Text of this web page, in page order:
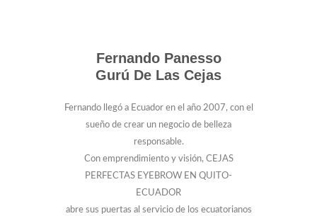
Fernando Panesso
Gurú De Las Cejas
Fernando llegó a Ecuador en el año 2007, con el
sueño de crear un negocio de belleza
responsable.
Con emprendimiento y visión, CEJAS
PERFECTAS EYEBROW EN QUITO-
ECUADOR
abre sus puertas al servicio de los ecuatorianos